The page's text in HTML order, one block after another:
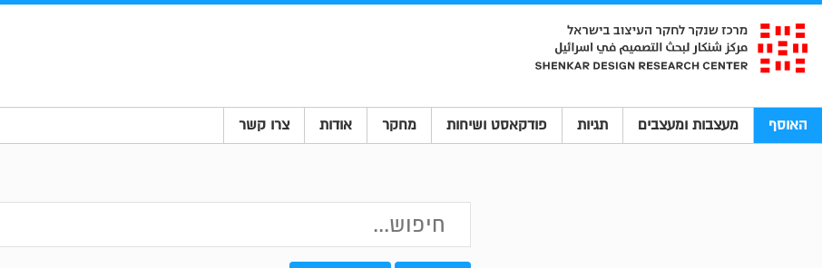
האוסף מעצבות ומעצבים תגיות פודקאסט ושיחות מחקר אודות צרו קשר